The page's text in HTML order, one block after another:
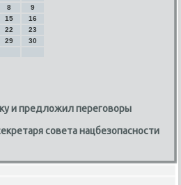
8
9
15
16
22
23
29
30
и предложил переговоры
совета нацбезопасности